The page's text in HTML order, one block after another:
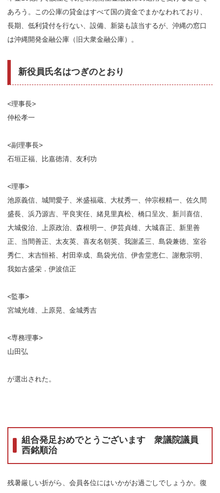
あろう。この公庫の貸金はすべて国の資金でまかなわれており、
長期、低利貸付を行ない、設備、新築も該当するが、沖縄の窓口
は沖縄開発金融公庫（旧大衆金融公庫）。
新役員氏名はつぎのとおり
<理事長>
仲松孝一
<副理事長>
石垣正福、比嘉徳清、友利功
<理事>
池原義信、城間愛子、米盛福蔵、大杖秀一、仲宗根精一、佐久間
盛長、浜乃源吉、平良実任、緒見里真松、橋口呈次、新川喜信、
大城俊治、上原政治、森根明一、伊芸貞雄、大城喜正、新里善
正、当間善正、太友英、喜友名朝英、我謝孟三、島袋兼徳、室谷
秀仁、末吉恒裕、村田幸成、島袋光信、伊舎堂恵仁、謝敷宗明、
我如古盛栄．伊波信正
<監事>
宮城光雄、上原晃、金城秀吉
<専務理事>
山田弘
が選出された。
組合発足おめでとうございます 衆議院議員
西銘順治
残暑厳しい折がら、会員各位にはいかがお過ごしでしょうか。復